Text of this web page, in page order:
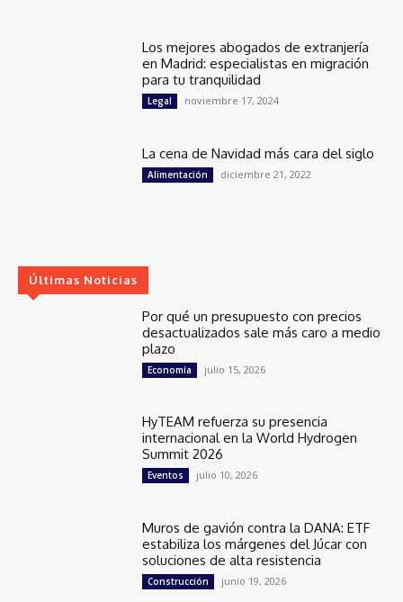
Los mejores abogados de extranjería
en Madrid: especialistas en migración
para tu tranquilidad
Legal noviembre 17, 2024
La cena de Navidad más cara del siglo
Alimentación diciembre 21, 2022
Últimas Noticias
Por qué un presupuesto con precios
desactualizados sale más caro a medio
plazo
Economía julio 15, 2026
HyTEAM refuerza su presencia
internacional en la World Hydrogen
Summit 2026
Eventos julio 10, 2026
Muros de gavión contra la DANA: ETF
estabiliza los márgenes del Júcar con
soluciones de alta resistencia
Construcción junio 19, 2026